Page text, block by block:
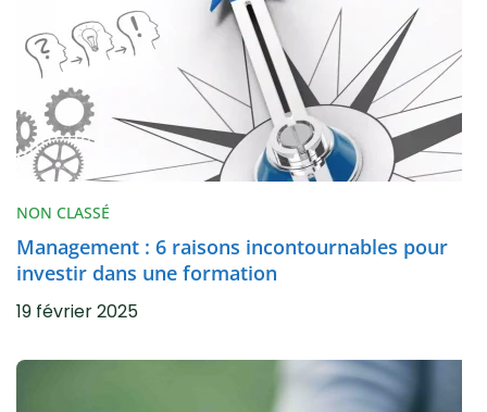
NON CLASSÉ
Management : 6 raisons incontournables pour
investir dans une formation
19 février 2025